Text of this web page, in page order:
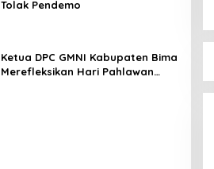
Tolak Pendemo
Ketua DPC GMNI Kabupaten Bima
Merefleksikan Hari Pahlawan